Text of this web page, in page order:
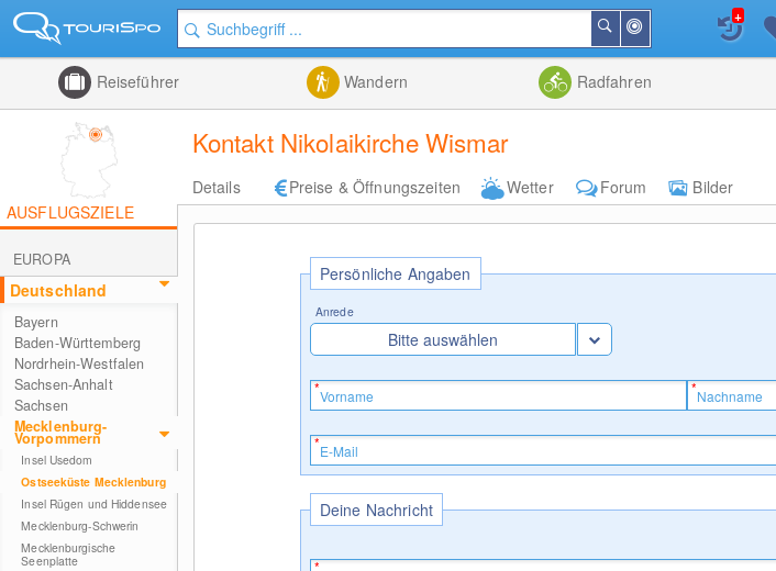
der
Suchen
+
Reiseführer Wandern Radfahren
Kontakt Nikolaikirche Wismar
Details Preise & Öffnungszeiten Wetter Forum
Bilder
AUSFLUGSZIELE
EUROPA
Deutschland
Bayern
Baden-Württemberg
Nordrhein-Westfalen
Sachsen-Anhalt
Sachsen
Mecklenburg-
Vorpommern
Insel Usedom
Ostseeküste Mecklenburg
Insel Rügen und Hiddensee
Mecklenburg-Schwerin
Mecklenburgische
Seenplatte
Persönliche Angaben
Anrede
Bitte auswählen
Deine Nachricht